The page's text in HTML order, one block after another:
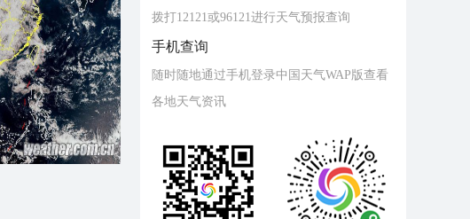
拨打12121或96121进行天气预报查询
手机查询
随时随地通过手机登录中国天气WAP版查看
各地天气资讯